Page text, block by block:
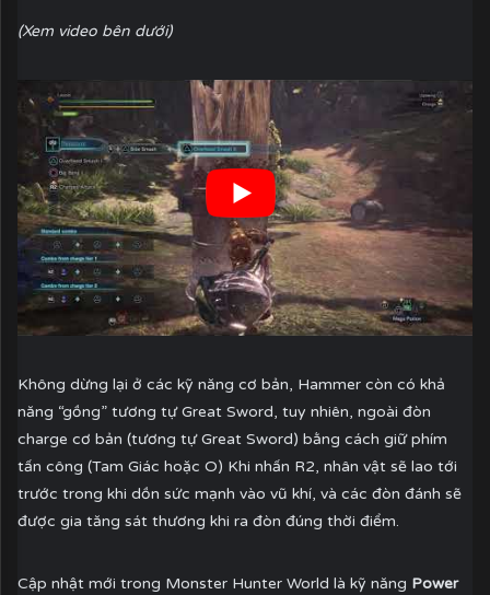
(Xem video bên dưới)
Không dừng lại ở các kỹ năng cơ bản, Hammer còn có khả
năng “gồng” tương tự Great Sword, tuy nhiên, ngoài đòn
charge cơ bản (tương tự Great Sword) bằng cách giữ phím
tấn công (Tam Giác hoặc O) Khi nhấn R2, nhân vật sẽ lao tới
trước trong khi dồn sức mạnh vào vũ khí, và các đòn đánh sẽ
được gia tăng sát thương khi ra đòn đúng thời điểm.
Cập nhật mới trong Monster Hunter World là kỹ năng Power